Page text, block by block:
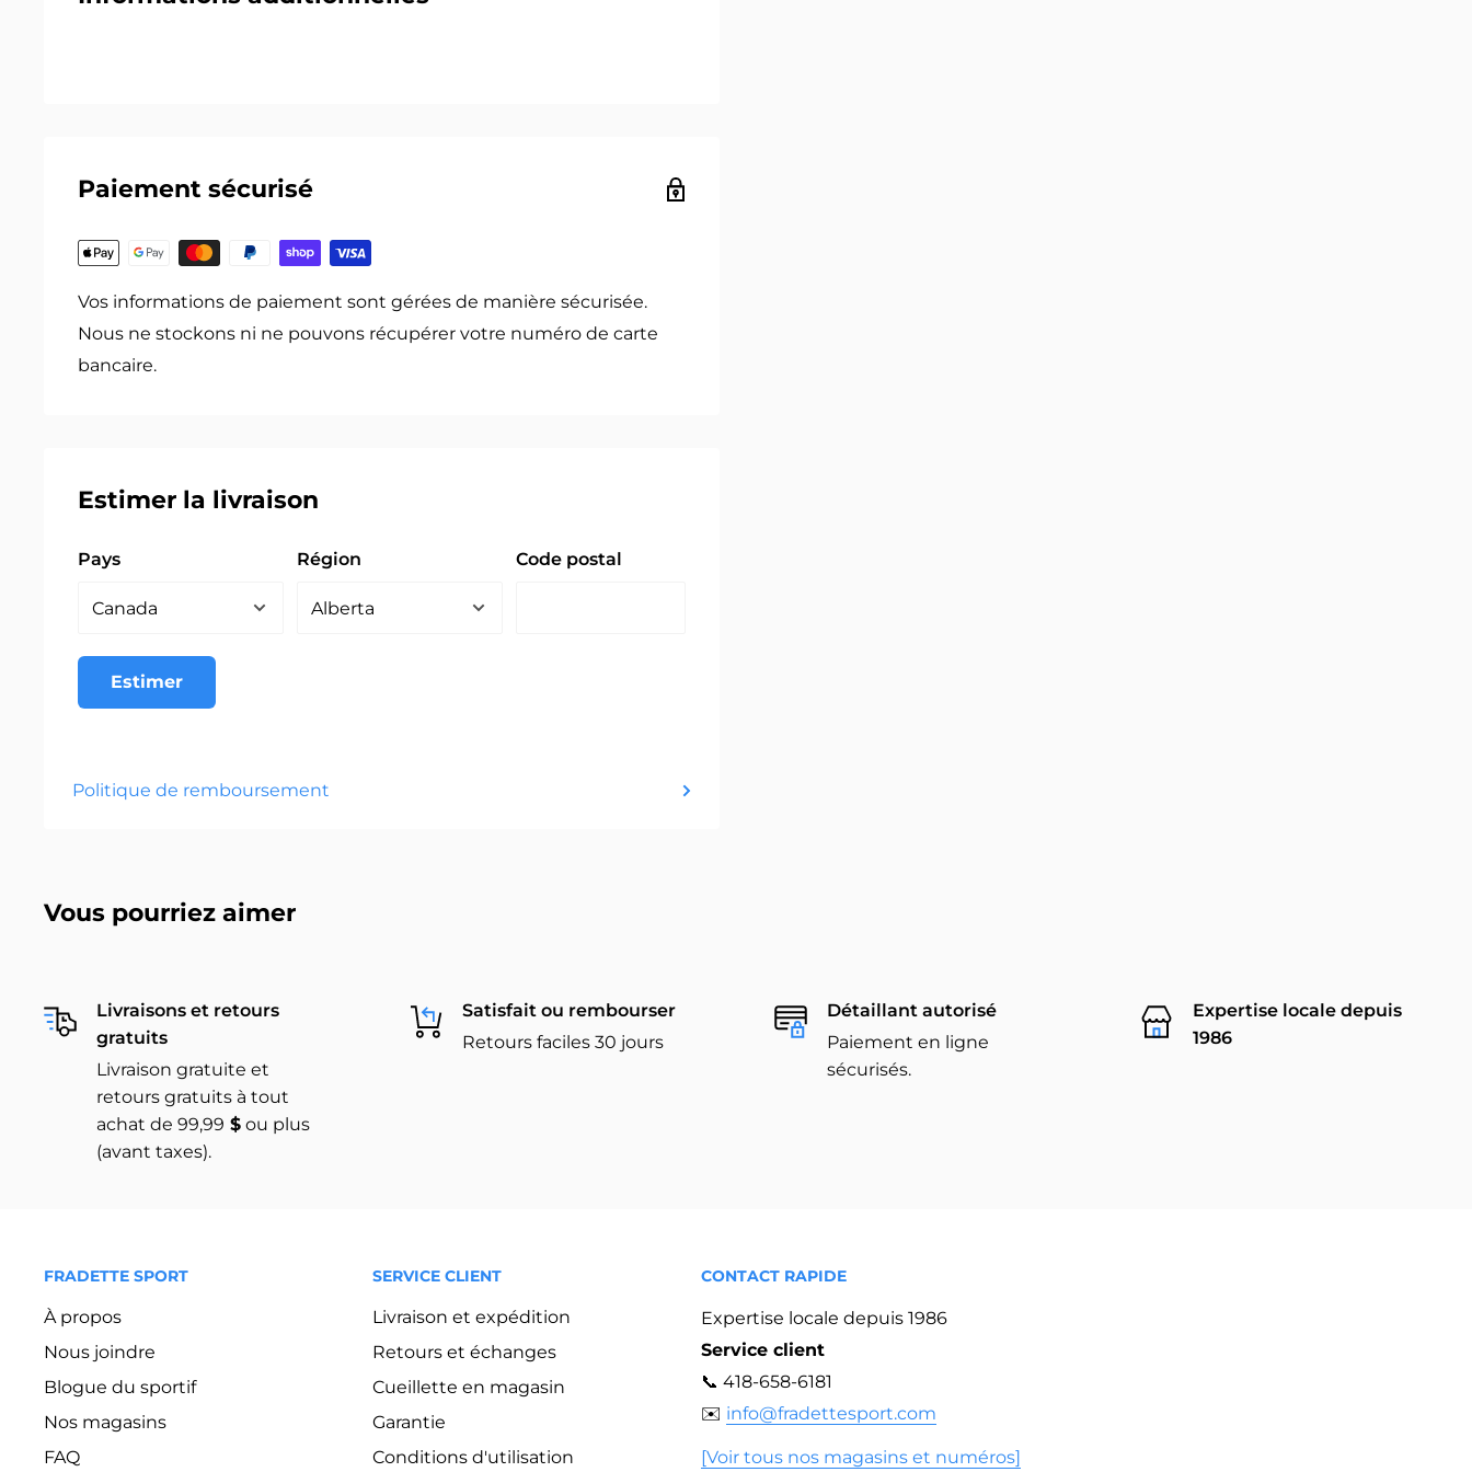
Paiement sécurisé
Vos informations de paiement sont gérées de manière sécurisée.
Nous ne stockons ni ne pouvons récupérer votre numéro de carte
bancaire.
Estimer la livraison
Pays Région Code postal
Estimer
Politique de remboursement
Vous pourriez aimer
Livraisons et retours
gratuits
Livraison gratuite et
retours gratuits à tout
achat de 99,99 $ ou plus
(avant taxes).
Satisfait ou rembourser
Retours faciles 30 jours
Détaillant autorisé
Paiement en ligne
sécurisés.
Expertise locale depuis
1986
FRADETTE SPORT
À propos
Nous joindre
Blogue du sportif
Nos magasins
FAQ
SERVICE CLIENT
Livraison et expédition
Retours et échanges
Cueillette en magasin
Garantie
Conditions d'utilisation
CONTACT RAPIDE
Expertise locale depuis 1986
Service client
📞 418-658-6181
✉️ info@fradettesport.com
[Voir tous nos magasins et numéros]